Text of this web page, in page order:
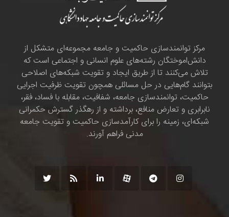
مرکز توانمندسازی حاکمیت و جامعه مجموعه‌ای متشکل از
دانش‌اموختگان رشته‌های علوم انسانی و اجتماعی است که
تلاش می‌کنند تا از طریق ایجاد و تقویت شبکه‌های اصلاحی
بتوانند گام‌هایی در حل مسائلی همچون تقویت ظرفیت اجرایی
حاکمیت، توانمندسازی جامعه، شفافیت، مقابله با فساد، فقر،
نابرابری و تعارض منافع، برداشته و از رهگذر گسترش حکمرانی
شبکه‌ای، زمینه را برای کارآمدسازی حاکمیت و تقویت جامعه
مدنی فراهم آورند.